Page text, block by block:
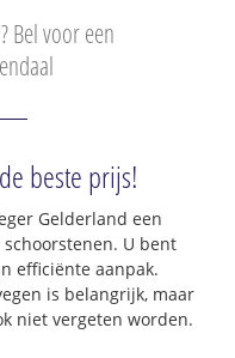
Bel voor een
beste prijs!
Gelderland een
U bent
efficiënte aanpak.
is belangrijk, maar
niet vergeten worden.